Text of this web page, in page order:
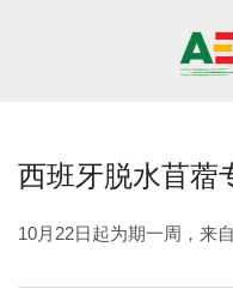
西班牙脱水苜蓿
10月22日起为期一周，来